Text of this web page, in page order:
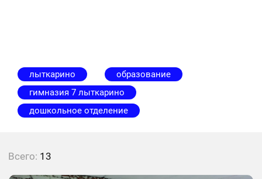
лыткарино
образование
гимназия 7 лыткарино
дошкольное отделение
Всего: 13